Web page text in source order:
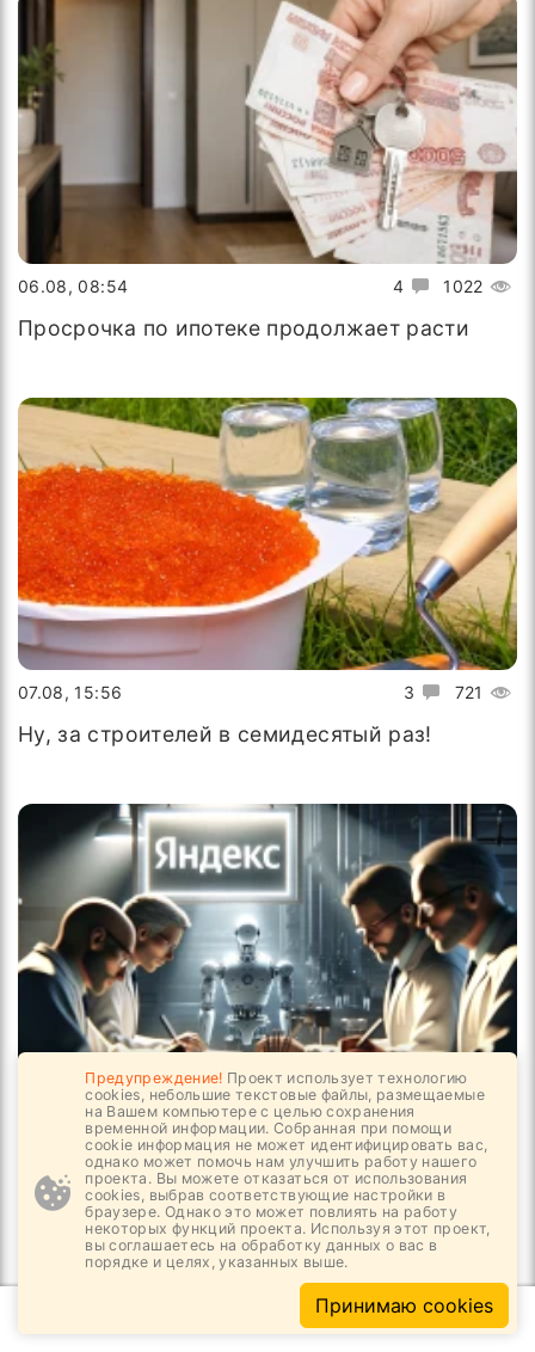
4 1022
06.08, 08:54
Просрочка по ипотеке продолжает расти
3 721
07.08, 15:56
Ну, за строителей в семидесятый раз!
3 1062
06.08, 10:24
Победа Яндекса и смерть Интернета?
Предупреждение! Проект использует технологию
cookies, небольшие текстовые файлы, размещаемые
на Вашем компьютере с целью сохранения
временной информации. Собранная при помощи
cookie информация не может идентифицировать вас,
однако может помочь нам улучшить работу нашего
проекта. Вы можете отказаться от использования
cookies, выбрав соответствующие настройки в
браузере. Однако это может повлиять на работу
некоторых функций проекта. Используя этот проект,
вы соглашаетесь на обработку данных о вас в
порядке и целях, указанных выше.
Принимаю cookies